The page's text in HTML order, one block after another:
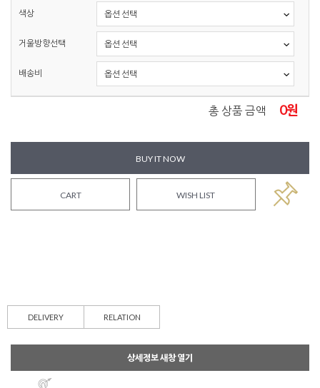
색상
거울방향선택
배송비
총 상품 금액 0원
BUY IT NOW
CART WISH LIST
DELIVERY RELATION
상세정보 새창 열기